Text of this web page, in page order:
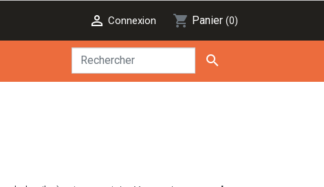
 Connexion shopping_cart Panier (0)
